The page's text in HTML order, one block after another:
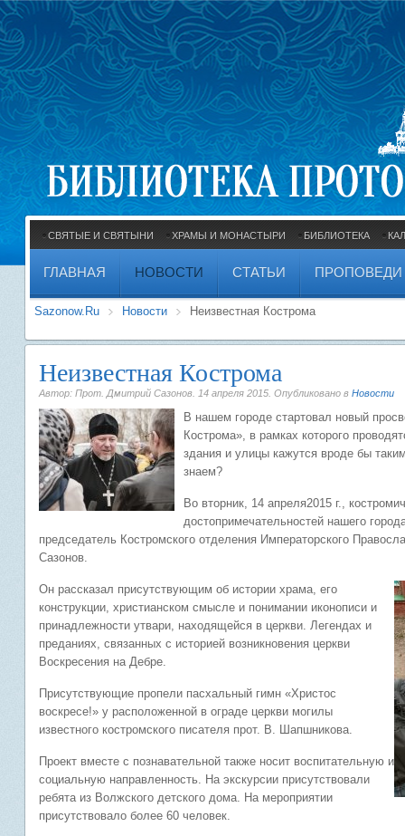
СВЯТЫЕ И СВЯТЫНИ ХРАМЫ И МОНАСТЫРИ БИБЛИОТЕКА
ГЛАВНАЯ НОВОСТИ СТАТЬИ ПРОПОВЕДИ
Sazonow.Ru Новости Неизвестная Кострома
Неизвестная Кострома
Автор: Прот. Дмитрий Сазонов. 14 апреля 2015 . Опубликовано в Новости
В нашем городе стартовал новый
Кострома», в рамках которого
здания и улицы кажутся вроде бы
знаем?
Во вторник, 14 апреля2015 г.,
достопримечательностей нашего
председатель Костромского отделения Императорского
Сазонов.
Он рассказал присутствующим об истории храма, его
конструкции, христианском смысле и понимании иконописи и
принадлежности утвари, находящейся в церкви. Легендах и
преданиях, связанных с историей возникновения церкви
Воскресения на Дебре.
Присутствующие пропели пасхальный гимн «Христос
воскресе!» у расположенной в ограде церкви могилы
известного костромского писателя прот. В. Шапшникова.
Проект вместе с познавательной также носит воспитательную и
социальную направленность. На экскурсии присутствовали
ребята из Волжского детского дома. На мероприятии
присутствовало более 60 человек.